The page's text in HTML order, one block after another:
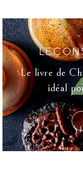
Le livre de
idéal